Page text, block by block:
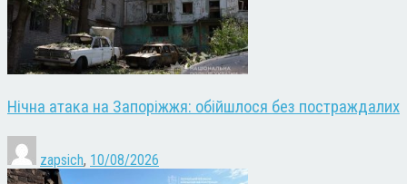
Нічна атака на Запоріжжя: обійшлося без постраждалих
zapsich, 10/08/2026